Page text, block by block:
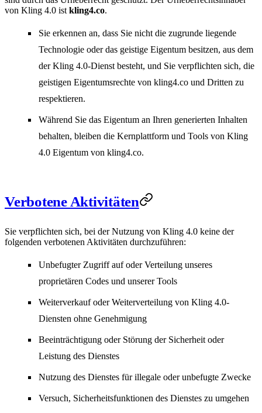
von Kling 4.0 ist kling4.co.
Sie erkennen an, dass Sie nicht die zugrunde liegende
Technologie oder das geistige Eigentum besitzen, aus dem
der Kling 4.0-Dienst besteht, und Sie verpflichten sich, die
geistigen Eigentumsrechte von kling4.co und Dritten zu
respektieren.
Während Sie das Eigentum an Ihren generierten Inhalten
behalten, bleiben die Kernplattform und Tools von Kling
4.0 Eigentum von kling4.co.
Verbotene Aktivitäten
Sie verpflichten sich, bei der Nutzung von Kling 4.0 keine der
folgenden verbotenen Aktivitäten durchzuführen:
Unbefugter Zugriff auf oder Verteilung unseres
proprietären Codes und unserer Tools
Weiterverkauf oder Weiterverteilung von Kling 4.0-
Diensten ohne Genehmigung
Beeinträchtigung oder Störung der Sicherheit oder
Leistung des Dienstes
Nutzung des Dienstes für illegale oder unbefugte Zwecke
Versuch, Sicherheitsfunktionen des Dienstes zu umgehen